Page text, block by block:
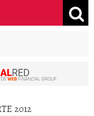
2012